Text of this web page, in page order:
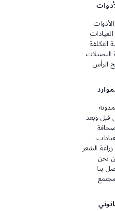
التكلفة
البصيلات
الرأس
وبعد
الشعر
نحن
بنا